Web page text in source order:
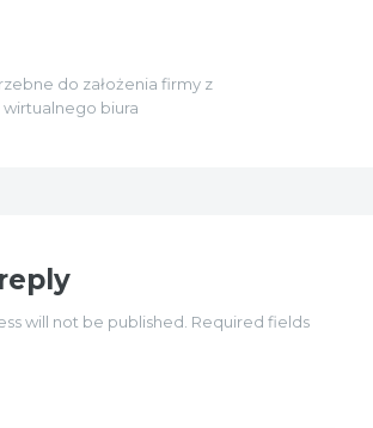
do założenia firmy z
biura
will not be published. Required fields